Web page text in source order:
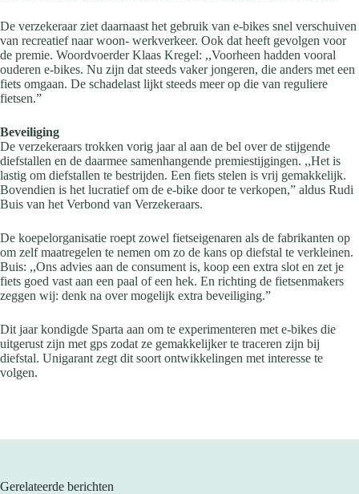
De verzekeraar ziet daarnaast het gebruik van e-bikes snel verschuiven
van recreatief naar woon- werkverkeer. Ook dat heeft gevolgen voor
de premie. Woordvoerder Klaas Kregel: ,,Voorheen hadden vooral
ouderen e-bikes. Nu zijn dat steeds vaker jongeren, die anders met een
fiets omgaan. De schadelast lijkt steeds meer op die van reguliere
fietsen.”
Beveiliging
De verzekeraars trokken vorig jaar al aan de bel over de stijgende
diefstallen en de daarmee samenhangende premiestijgingen. ,,Het is
lastig om diefstallen te bestrijden. Een fiets stelen is vrij gemakkelijk.
Bovendien is het lucratief om de e-bike door te verkopen,” aldus Rudi
Buis van het Verbond van Verzekeraars.
De koepelorganisatie roept zowel fietseigenaren als de fabrikanten op
om zelf maatregelen te nemen om zo de kans op diefstal te verkleinen.
Buis: ,,Ons advies aan de consument is, koop een extra slot en zet je
fiets goed vast aan een paal of een hek. En richting de fietsenmakers
zeggen wij: denk na over mogelijk extra beveiliging.”
Dit jaar kondigde Sparta aan om te experimenteren met e-bikes die
uitgerust zijn met gps zodat ze gemakkelijker te traceren zijn bij
diefstal. Unigarant zegt dit soort ontwikkelingen met interesse te
volgen.
Gerelateerde berichten